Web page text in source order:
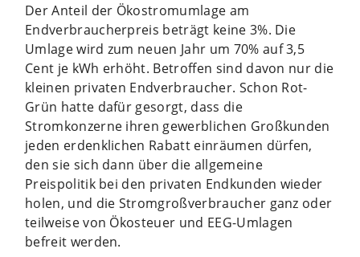
Der Anteil der Ökostromumlage am
Endverbraucherpreis beträgt keine 3%. Die
Umlage wird zum neuen Jahr um 70% auf 3,5
Cent je kWh erhöht. Betroffen sind davon nur die
kleinen privaten Endverbraucher. Schon Rot-
Grün hatte dafür gesorgt, dass die
Stromkonzerne ihren gewerblichen Großkunden
jeden erdenklichen Rabatt einräumen dürfen,
den sie sich dann über die allgemeine
Preispolitik bei den privaten Endkunden wieder
holen, und die Stromgroßverbraucher ganz oder
teilweise von Ökosteuer und EEG-Umlagen
befreit werden.